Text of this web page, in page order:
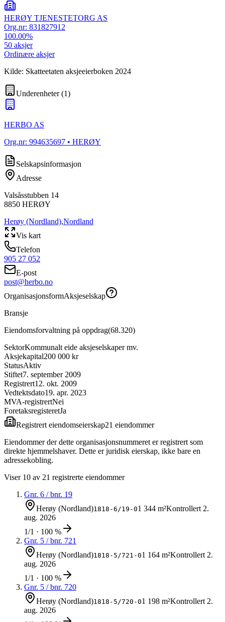
HERØY TJENESTETORG AS
Org.nr: 831827912
100.00%
50 aksjer
Ordinære aksjer
Kilde: Skatteetaten aksjeeierboken 2024
Underenheter(1)
HERBO AS
Org.nr: 994635697 • HERØY
Selskapsinformasjon
Adresse
Valsåsstubben 14
8850 HERØY
Herøy (Nordland),Nordland
Vis kart
Telefon
905 27 052
E-post
post@herbo.no
OrganisasjonsformAksjeselskap
Bransje
Eiendomsforvaltning på oppdrag(68.320)
SektorKommunalt eide aksjeselskaper mv.
Aksjekapital200 000 kr
StatusAktiv
Stiftet7. september 2009
Registrert12. okt. 2009
Vedtektsdato19. apr. 2023
MVA-registrertNei
ForetaksregisteretJa
Registrert eiendomseierskap21 eiendommer
Eiendommer der dette organisasjonsnummeret er registrert som
direkte hjemmelshaver. Dette er juridisk eierskap, ikke bare en
adressekobling.
Viser 10 av 21 registrerte eiendommer
Gnr. 6 / bnr. 19
Herøy (Nordland)1818-6/19-01 344 m²Kontrollert2.
aug. 2026
1/1 · 100 %
Gnr. 5 / bnr. 721
Herøy (Nordland)1818-5/721-01 164 m²Kontrollert2.
aug. 2026
1/1 · 100 %
Gnr. 5 / bnr. 720
Herøy (Nordland)1818-5/720-01 198 m²Kontrollert2.
aug. 2026